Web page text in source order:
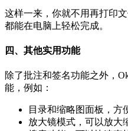
这样一来，你就不用再打印
都能在电脑上轻松完成。
四、其他实用功能
除了批注和签名功能之外，
能，例如：
目录和缩略图面板，方
放大镜模式，可以放大